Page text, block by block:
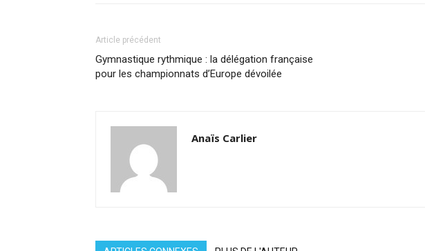
Article précédent
Gymnastique rythmique : la délégation française
pour les championnats d’Europe dévoilée
Anaïs Carlier